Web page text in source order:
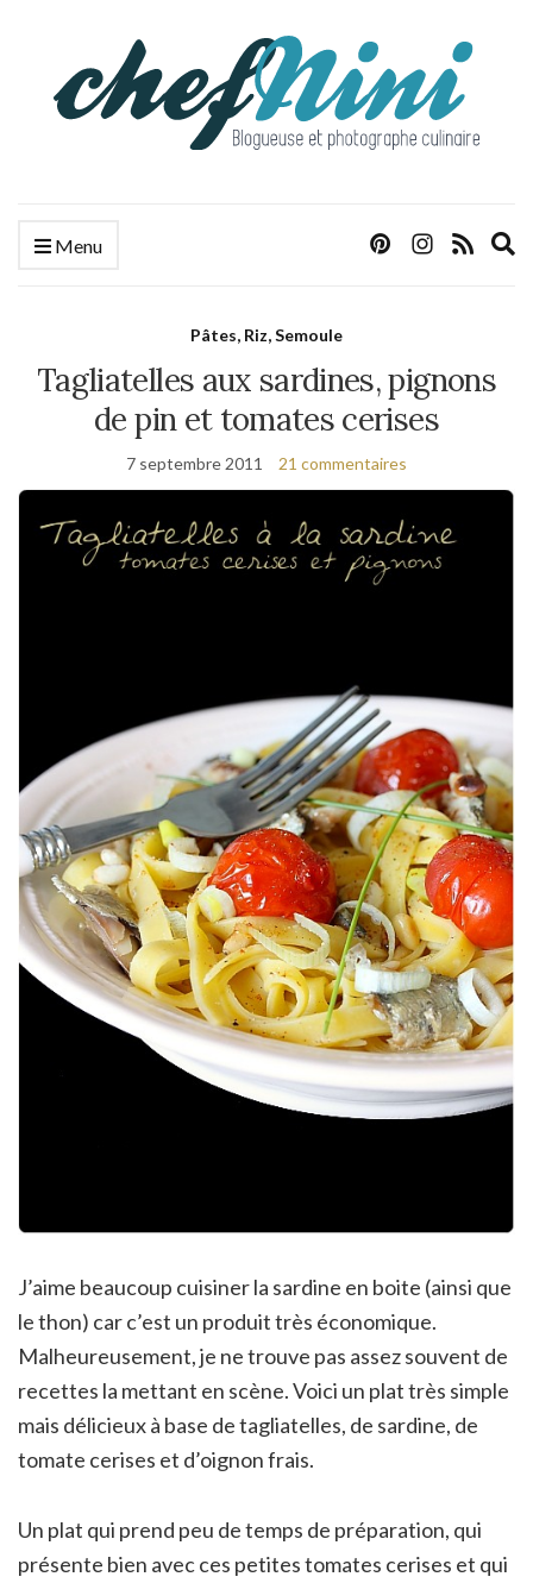
Menu
Pâtes, Riz, Semoule
Tagliatelles aux sardines, pignons
de pin et tomates cerises
7 septembre 2011 21 commentaires
J’aime beaucoup cuisiner la sardine en boite (ainsi que
le thon) car c’est un produit très économique.
Malheureusement, je ne trouve pas assez souvent de
recettes la mettant en scène. Voici un plat très simple
mais délicieux à base de tagliatelles, de sardine, de
tomate cerises et d’oignon frais.
Un plat qui prend peu de temps de préparation, qui
présente bien avec ces petites tomates cerises et qui